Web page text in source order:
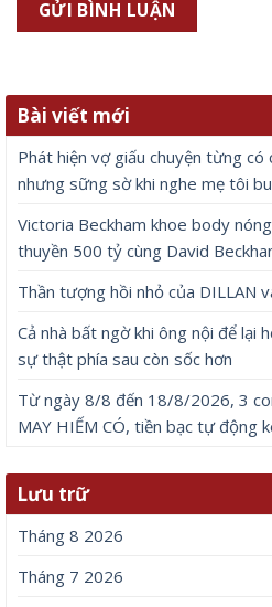
Bài viết mới
Phát hiện vợ giấu chuyện từng có
nhưng sững sờ khi nghe mẹ tôi
Victoria Beckham khoe body
thuyền 500 tỷ cùng David
Thần tượng hồi nhỏ của DILLAN
Cả nhà bất ngờ khi ông nội để lại
sự thật phía sau còn sốc hơn
Từ ngày 8/8 đến 18/8/2026, 3
MAY HIẾM CÓ, tiền bạc tự động
Lưu trữ
Tháng 8 2026
Tháng 7 2026